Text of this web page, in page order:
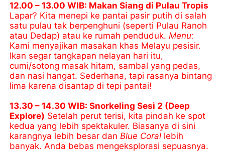
12.00 – 13.00 WIB: Makan Siang di Pulau Tropis
Lapar? Kita menepi ke pantai pasir putih di salah
satu pulau tak berpenghuni (seperti Pulau Ranoh
atau Dedap) atau ke rumah penduduk.Menu:
Kami menyajikan masakan khas Melayu pesisir.
Ikan segar tangkapan nelayan hari itu,
cumi/sotong masak hitam, sambal yang pedas,
dan nasi hangat. Sederhana, tapi rasanya bintang
lima karena disantap di tepi pantai!
13.30 – 14.30 WIB: Snorkeling Sesi 2 (Deep
Explore) Setelah perut terisi, kita pindah ke spot
kedua yang lebih spektakuler. Biasanya di sini
karangnya lebih besar danBlue Coral lebih
banyak. Anda bebas mengeksplorasi sepuasnya.